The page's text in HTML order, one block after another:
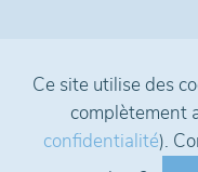
Ce site utilise des
complètement
confidentialité).